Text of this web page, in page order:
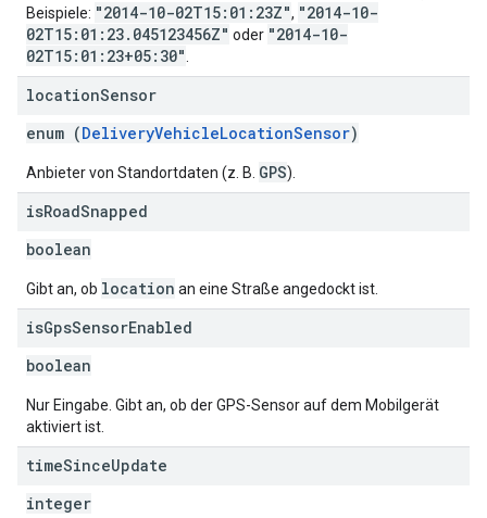
Beispiele: "2014-10-02T15:01:23Z", "2014-10-
02T15:01:23.045123456Z" oder "2014-10-
02T15:01:23+05:30"
locationSensor
enum (DeliveryVehicleLocationSensor)
Anbieter von Standortdaten (z. B. GPS).
isRoadSnapped
boolean
Gibt an, ob location an eine Straße angedockt ist.
isGpsSensorEnabled
boolean
Nur Eingabe. Gibt an, ob der GPS-Sensor auf dem Mobilgerät
aktiviert ist.
timeSinceUpdate
integer